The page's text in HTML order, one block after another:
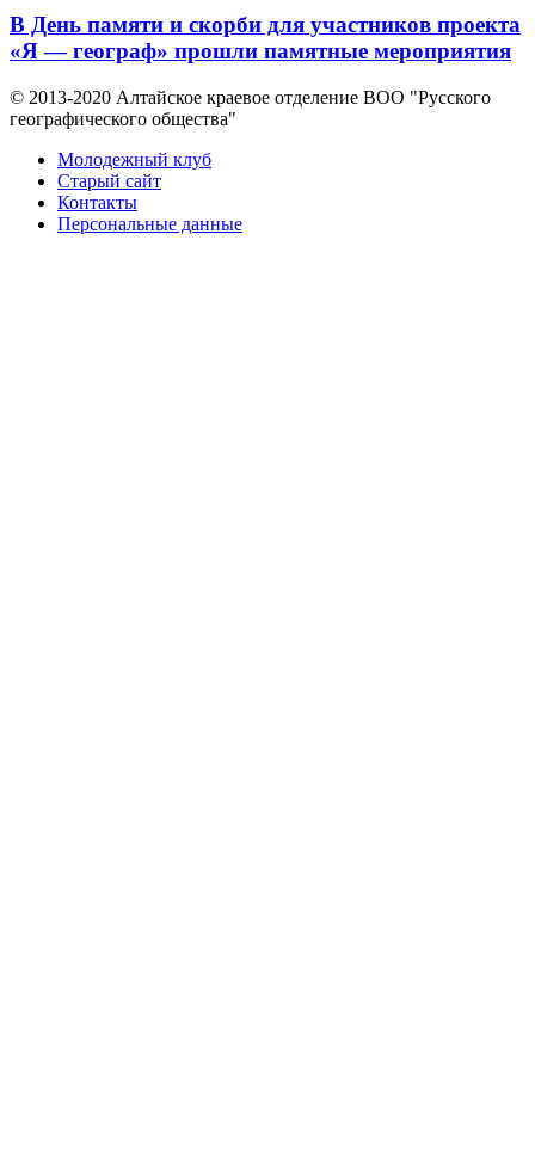
В День памяти и скорби для участников проекта
«Я — географ» прошли памятные мероприятия
© 2013-2020 Алтайское краевое отделение BOO "Русского
географического общества"
Молодежный клуб
Старый сайт
Контакты
Персональные данные